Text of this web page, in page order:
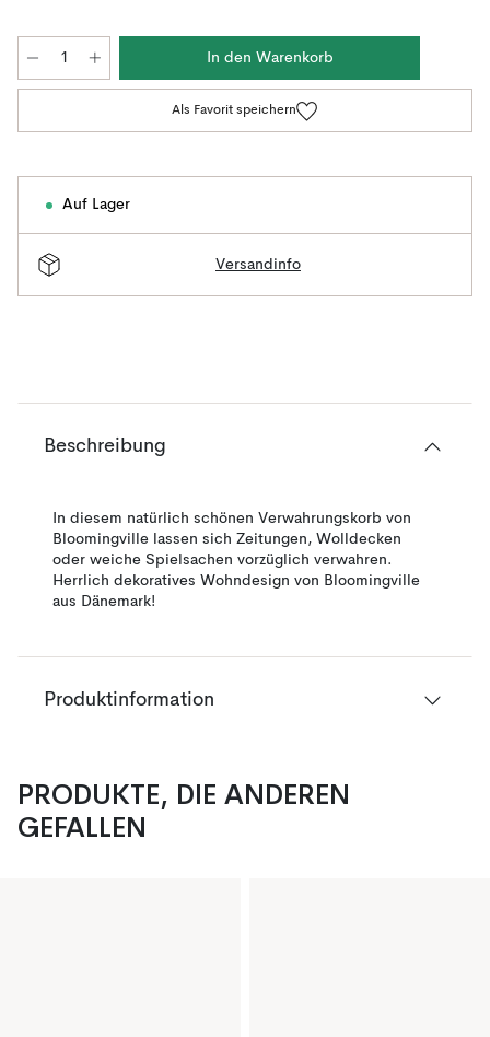
In den Warenkorb
Als Favorit speichern
Auf Lager
Versandinfo
Beschreibung
In diesem natürlich schönen Verwahrungskorb von
Bloomingville lassen sich Zeitungen, Wolldecken
oder weiche Spielsachen vorzüglich verwahren.
Herrlich dekoratives Wohndesign von Bloomingville
aus Dänemark!
Produktinformation
PRODUKTE, DIE ANDEREN
GEFALLEN